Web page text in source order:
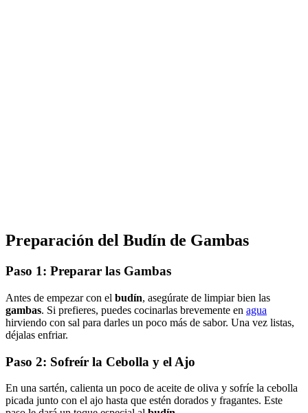
Preparación del Budín de Gambas
Paso 1: Preparar las Gambas
Antes de empezar con el budín, asegúrate de limpiar bien las
gambas. Si prefieres, puedes cocinarlas brevemente en agua
hirviendo con sal para darles un poco más de sabor. Una vez listas,
déjalas enfriar.
Paso 2: Sofreír la Cebolla y el Ajo
En una sartén, calienta un poco de aceite de oliva y sofríe la cebolla
picada junto con el ajo hasta que estén dorados y fragantes. Este